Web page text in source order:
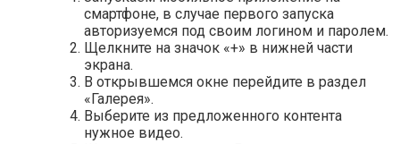
смартфоне, в случае первого запуска
авторизуемся под своим логином и паролем.
Щелкните на значок «+» в нижней части
экрана.
В открывшемся окне перейдите в раздел
«Галерея».
Выберите из предложенного контента
нужное видео.